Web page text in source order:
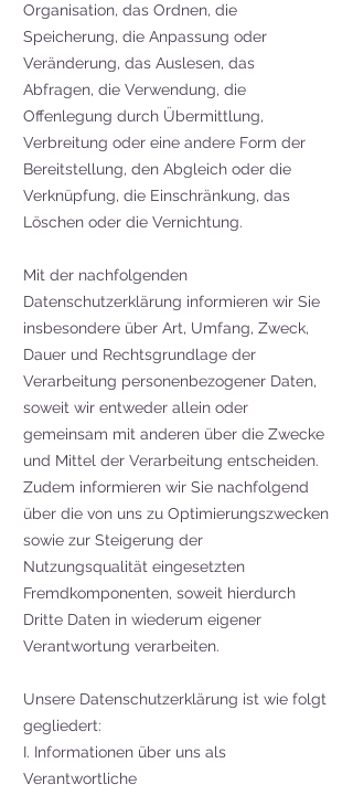
Organisation, das Ordnen, die
Speicherung, die Anpassung oder
Veränderung, das Auslesen, das
Abfragen, die Verwendung, die
Offenlegung durch Übermittlung,
Verbreitung oder eine andere Form der
Bereitstellung, den Abgleich oder die
Verknüpfung, die Einschränkung, das
Löschen oder die Vernichtung.
Mit der nachfolgenden
Datenschutzerklärung informieren wir Sie
insbesondere über Art, Umfang, Zweck,
Dauer und Rechtsgrundlage der
Verarbeitung personenbezogener Daten,
soweit wir entweder allein oder
gemeinsam mit anderen über die Zwecke
und Mittel der Verarbeitung entscheiden.
Zudem informieren wir Sie nachfolgend
über die von uns zu Optimierungszwecken
sowie zur Steigerung der
Nutzungsqualität eingesetzten
Fremdkomponenten, soweit hierdurch
Dritte Daten in wiederum eigener
Verantwortung verarbeiten.
Unsere Datenschutzerklärung ist wie folgt
gegliedert:
I. Informationen über uns als
Verantwortliche